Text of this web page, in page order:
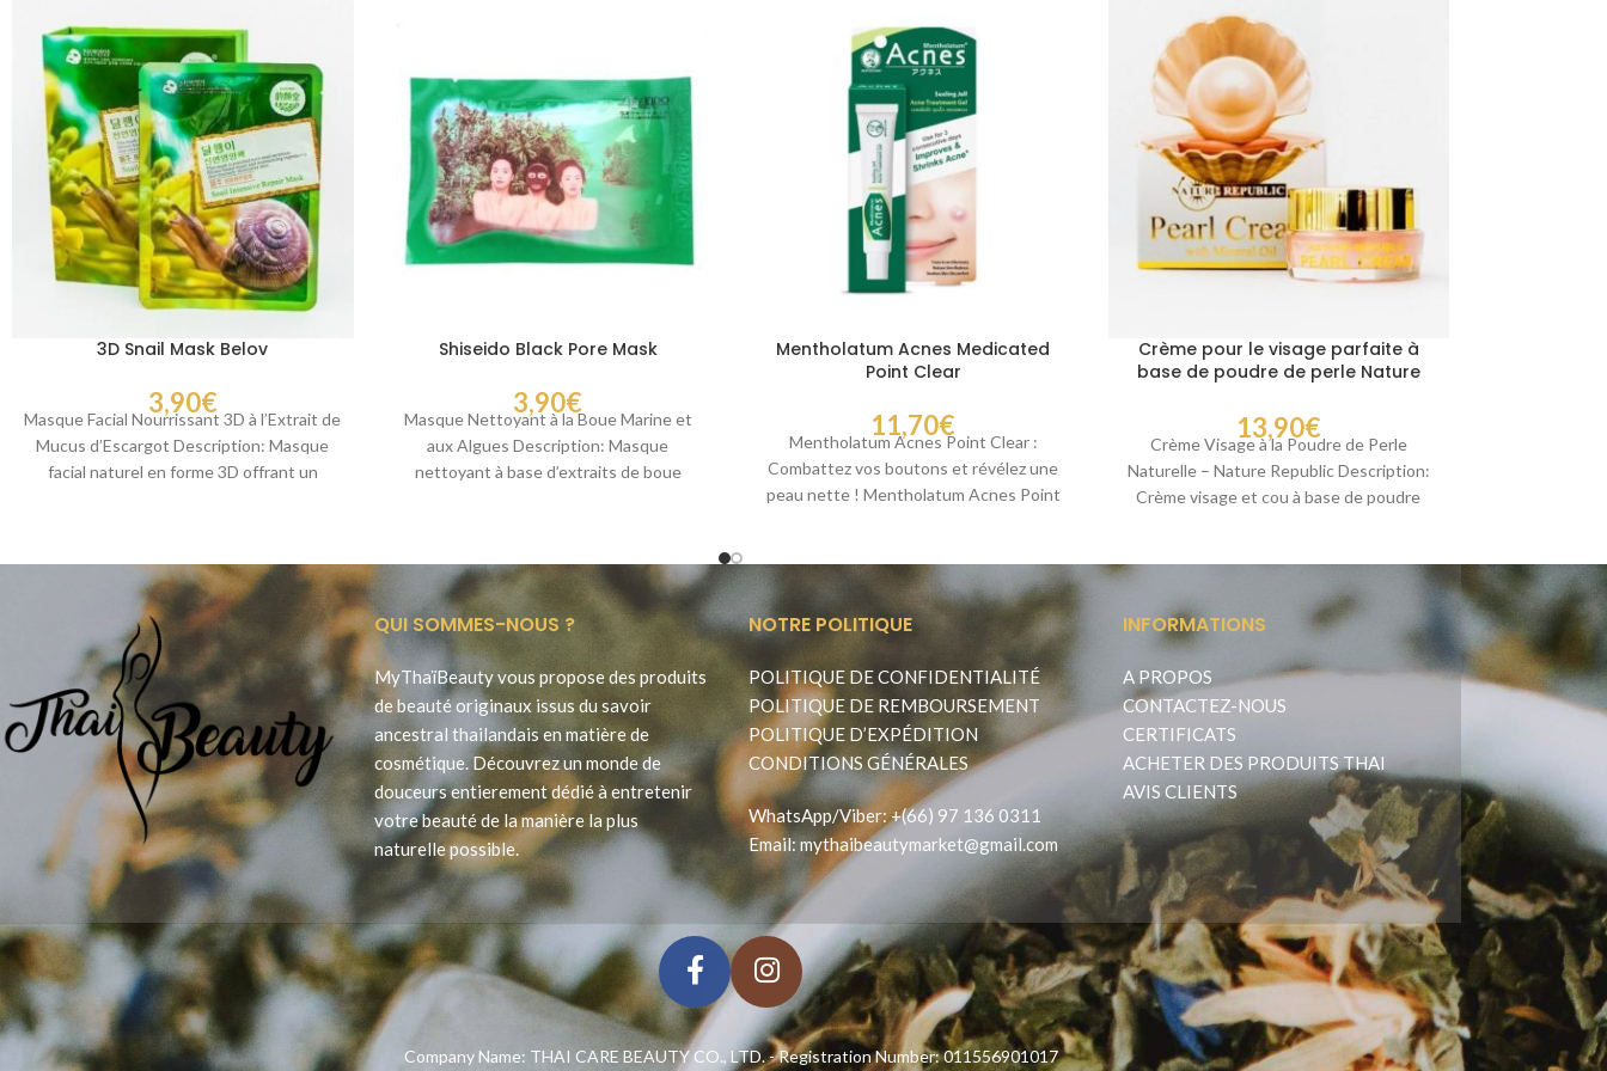
3D Snail Mask Belov
3,90€
Masque Facial Nourrissant 3D à l’Extrait de
Mucus d’Escargot Description: Masque
facial naturel en forme 3D offrant un
Shiseido Black Pore Mask
3,90€
Masque Nettoyant à la Boue Marine et
aux Algues Description: Masque
nettoyant à base d’extraits de boue
Mentholatum Acnes Medicated
Point Clear
11,70€
Mentholatum Acnes Point Clear :
Combattez vos boutons et révélez une
peau nette ! Mentholatum Acnes Point
Crème pour le visage parfaite à
base de poudre de perle Nature
13,90€
Crème Visage à la Poudre de Perle
Naturelle – Nature Republic Description:
Crème visage et cou à base de poudre
QUI SOMMES-NOUS ?
MyThaïBeauty vous propose des produits
de beauté originaux issus du savoir
ancestral thailandais en matière de
cosmétique. Découvrez un monde de
douceurs entierement dédié à entretenir
votre beauté de la manière la plus
naturelle possible.
NOTRE POLITIQUE
POLITIQUE DE CONFIDENTIALITÉ
POLITIQUE DE REMBOURSEMENT
POLITIQUE D’EXPÉDITION
CONDITIONS GÉNÉRALES
WhatsApp/Viber: +(66) 97 136 0311
Email: mythaibeautymarket@gmail.com
INFORMATIONS
A PROPOS
CONTACTEZ-NOUS
CERTIFICATS
ACHETER DES PRODUITS THAI
AVIS CLIENTS
Company Name: THAI CARE BEAUTY CO., LTD. - Registration Number: 011556901017